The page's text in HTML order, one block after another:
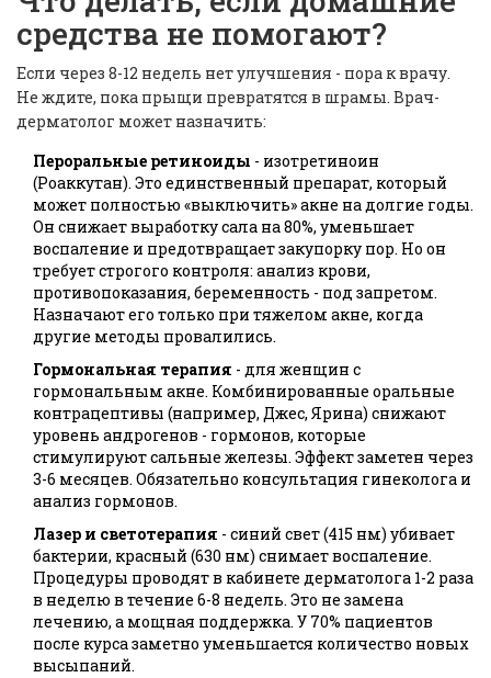
средства не помогают?
Если через 8-12 недель нет улучшения - пора к врачу.
Не ждите, пока прыщи превратятся в шрамы. Врач-
дерматолог может назначить:
Пероральные ретиноиды - изотретиноин
(Роаккутан). Это единственный препарат, который
может полностью «выключить» акне на долгие годы.
Он снижает выработку сала на 80%, уменьшает
воспаление и предотвращает закупорку пор. Но он
требует строгого контроля: анализ крови,
противопоказания, беременность - под запретом.
Назначают его только при тяжелом акне, когда
другие методы провалились.
Гормональная терапия - для женщин с
гормональным акне. Комбинированные оральные
контрацептивы (например, Джес, Ярина) снижают
уровень андрогенов - гормонов, которые
стимулируют сальные железы. Эффект заметен через
3-6 месяцев. Обязательно консультация гинеколога и
анализ гормонов.
Лазер и светотерапия - синий свет (415 нм) убивает
бактерии, красный (630 нм) снимает воспаление.
Процедуры проводят в кабинете дерматолога 1-2 раза
в неделю в течение 6-8 недель. Это не замена
лечению, а мощная поддержка. У 70% пациентов
после курса заметно уменьшается количество новых
высыпаний.